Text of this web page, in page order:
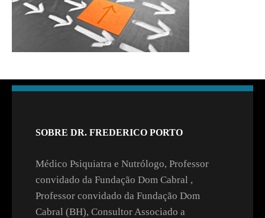
SOBRE DR. FREDERICO PORTO
Médico Psiquiatra e Nutrólogo, Professor
convidado da Fundação Dom Cabral ,
Professor convidado da Fundação Dom
Cabral (BH), Consultor Associado a